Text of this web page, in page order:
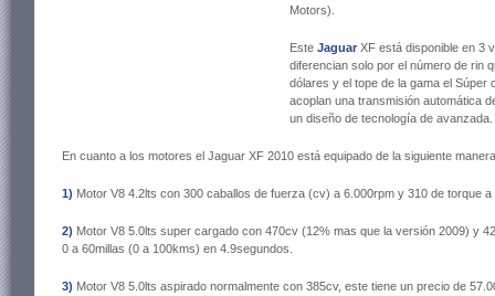
Motors).
Este Jaguar XF está disponible en 3
diferencian solo por el número de rin
dólares y el tope de la gama el Súper
acoplan una transmisión automática
un diseño de tecnología de avanzada.
En cuanto a los motores el Jaguar XF 2010 está equipado de la siguiente
1) Motor V8 4.2lts con 300 caballos de fuerza (cv) a 6.000rpm y 310 de torque
2) Motor V8 5.0lts super cargado con 470cv (12% mas que la versión 2009) y
0 a 60millas (0 a 100kms) en 4.9segundos.
3) Motor V8 5.0lts aspirado normalmente con 385cv, este tiene un precio de